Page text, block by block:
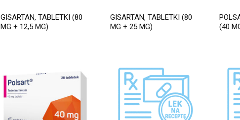
GISARTAN, TABLETKI (80
MG + 12,5 MG)
GISARTAN, TABLETKI (80
MG + 25 MG)
(40